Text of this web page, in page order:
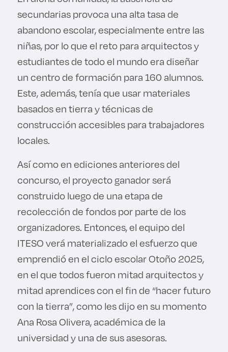
secundarias provoca una alta tasa de
abandono escolar, especialmente entre las
niñas, por lo que el reto para arquitectos y
estudiantes de todo el mundo era diseñar
un centro de formación para 160 alumnos.
Este, además, tenía que usar materiales
basados en tierra y técnicas de
construcción accesibles para trabajadores
locales.
Así como en ediciones anteriores del
concurso, el proyecto ganador será
construido luego de una etapa de
recolección de fondos por parte de los
organizadores. Entonces, el equipo del
ITESO verá materializado el esfuerzo que
emprendió en el ciclo escolar Otoño 2025,
en el que todos fueron mitad arquitectos y
mitad aprendices con el fin de “hacer futuro
con la tierra”, como les dijo en su momento
Ana Rosa Olivera, académica de la
universidad y una de sus asesoras.